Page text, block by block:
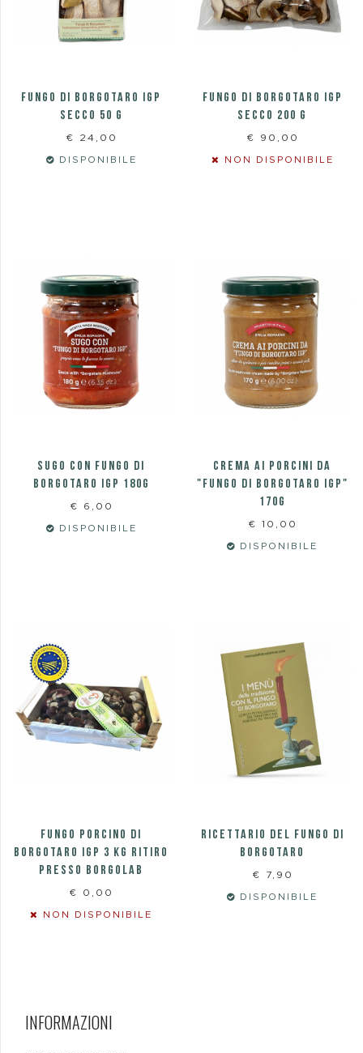
FUNGO DI BORGOTARO IGP
SECCO 50 G
€ 24,00
DISPONIBILE
FUNGO DI BORGOTARO IGP
SECCO 200 G
€ 90,00
NON DISPONIBILE
SUGO CON FUNGO DI
BORGOTARO IGP 180g
€ 6,00
DISPONIBILE
Crema ai Porcini da
"Fungo di Borgotaro IGP"
170g
€ 10,00
DISPONIBILE
FUNGO PORCINO DI
BORGOTARO IGP 3 KG RITIRO
PRESSO BORGOLAB
€ 0,00
NON DISPONIBILE
RICETTARIO DEL FUNGO DI
BORGOTARO
€ 7,90
DISPONIBILE
INFORMAZIONI